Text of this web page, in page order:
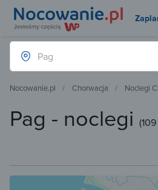
Nocowanie.pl Chorwacja Noclegi
Pag - noclegi (